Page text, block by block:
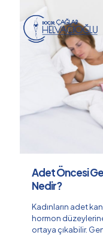
Adet Öncesi
Nedir?
Kadınların adet
hormon
ortaya çıkabilir.